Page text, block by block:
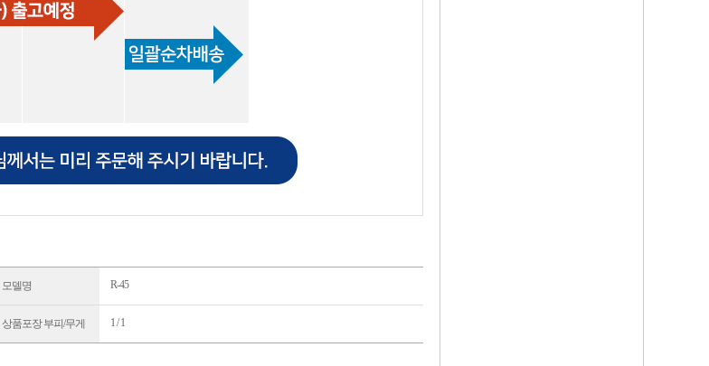
모델명 R-45
상품포장 부피/무게 1 / 1